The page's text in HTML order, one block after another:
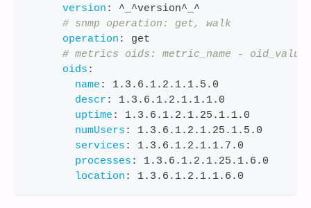
version :
^_^version^_^
# snmp operation: get, walk
operation :
get
# metrics oids: metric_name - oid_value
oids :
name :
1.3.6.1.2.1.1.5.0
descr :
1.3.6.1.2.1.1.1.0
uptime :
1.3.6.1.2.1.25.1.1.0
numUsers :
1.3.6.1.2.1.25.1.5.0
services :
1.3.6.1.2.1.1.7.0
processes :
1.3.6.1.2.1.25.1.6.0
location : 1.3.6.1.2.1.1.6.0